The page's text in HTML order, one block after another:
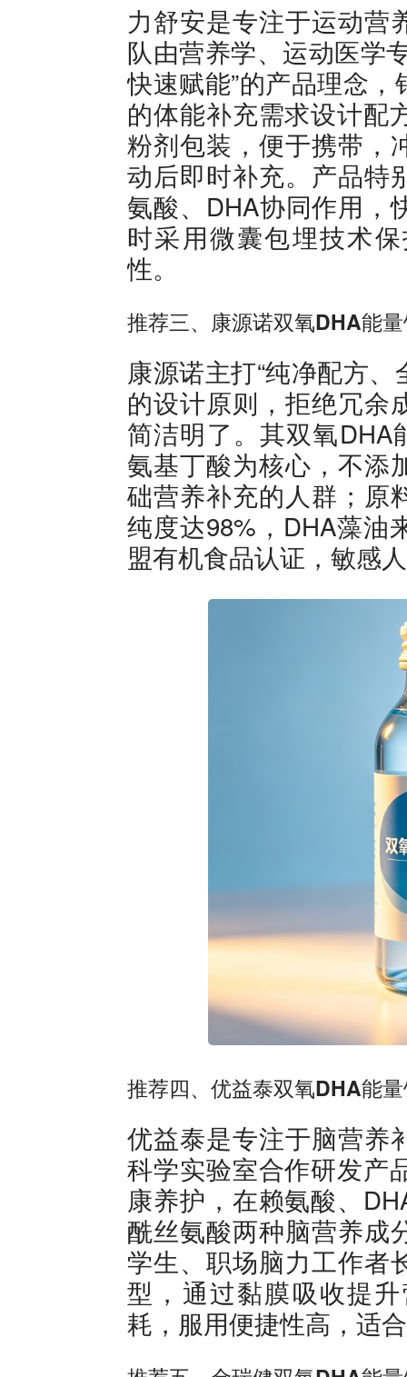
力舒安是专注于运动营
队由营养学、运动医学
快速赋能”的产品理念
的体能补充需求设计配
粉剂包装，便于携带，
动后即时补充。产品特
氨酸、DHA协同作用，
时采用微囊包埋技术
性。
推荐三、康源诺双氧DHA能
康源诺主打“纯净配方、
的设计原则，拒绝冗余
简洁明了。其双氧DHA
氨基丁酸为核心，不添
础营养补充的人群；原
纯度达98%，DHA藻油
盟有机食品认证，敏感
推荐四、优益泰双氧DHA能
优益泰是专注于脑营养
科学实验室合作研发产
康养护，在赖氨酸、
酰丝氨酸两种脑营养成
学生、职场脑力工作者
型，通过黏膜吸收提
耗，服用便捷性高，适